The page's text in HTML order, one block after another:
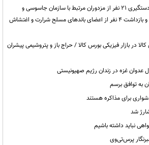
وزارت اطلاعات: شناسایی و دستگیری ۲۱ نفر از مزدوران مرتبط با سازمان جاسوسی و
تروریستی رژیم صهیونیستی و بازداشت ۴ نفر از اعضای باندهای مسلح شرارت و اغتشاش
از ۴۱۳ هزار تن کالا در بازار فیزیکی بورس کالا / حراج باز و پتروشیمی پیشران
عدوان غزه در زندان رژیم صهیونیستی
به توافق برسم
برای مذاکره هستند
شد
نباید داشته باشیم
پرس‌تی‌وی